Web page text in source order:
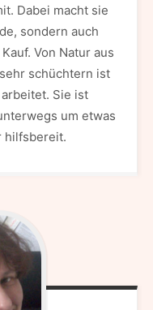
Dabei macht sie
sondern auch
Von Natur aus
schüchtern ist
Sie ist
um etwas
hilfsbereit.